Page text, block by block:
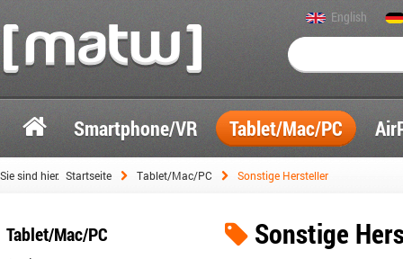
English
Smartphone/VR Tablet/Mac/PC
Sie sind hier: Startseite Tablet/Mac/PC Sonstige Hersteller
Sonstige
Tablet/Mac/PC